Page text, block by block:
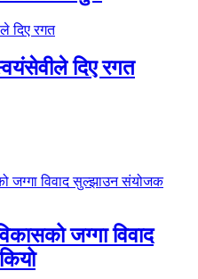
दिए रगत
जग्गा विवाद